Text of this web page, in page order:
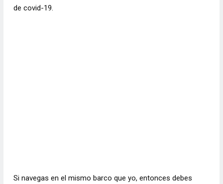
de covid-19.
Si navegas en el mismo barco que yo, entonces debes